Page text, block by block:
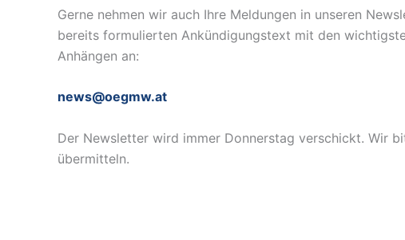
Gerne nehmen wir auch Ihre Meldungen in unseren
bereits formulierten Ankündigungstext mit den
Anhängen an:
news@oegmw.at
Der Newsletter wird immer Donnerstag verschickt. Wir
übermitteln.